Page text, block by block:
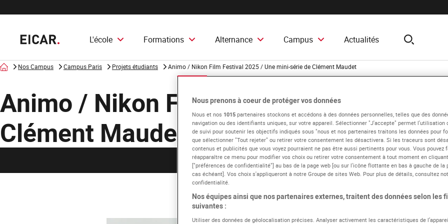
L'école Formations Alternance Campus Actualités search
AccueilNos Campus Campus Paris Projets étudiants Animo / Nikon Film Festival 2025 / Une mini-série de Clément Maudet
Animo / Nikon Film Festival 2025 / Une
Clément Maudet
Le campus Les actualités du campus Projets étudiants
Nous prenons à coeur de protéger vos données
Nous et nos 1015 partenaires stockons et accédons à des données personnelles, telles que des
navigation ou des identifiants uniques, sur votre appareil. Sélectionner "J'accepte" permet l'utilisation
de suivi pour soutenir les objectifs indiqués sous "nous et nos partenaires traitons les données pour
que sélectionner "Tout rejeter" ou retirer votre consentement les désactivera. Si les traceurs sont
contenus et publicités que vous voyez pourraient ne pas être aussi pertinents pour vous. Vous pouvez
réapparaître ce menu pour modifier vos choix ou retirer votre consentement à tout moment en
["préférences de confidentialité"] au bas de la page web [ou sur l'icône flottante en bas à gauche de la
cas échéant]. Vos choix s'appliqueront à notre Groupe de sites Web. Pour plus de détails, consultez
confidentialité.
Nos équipes ainsi que nos partenaires externes, traitent des données selon les
suivantes :
Utiliser des données de géolocalisation précises. Analyser activement les caractéristiques de